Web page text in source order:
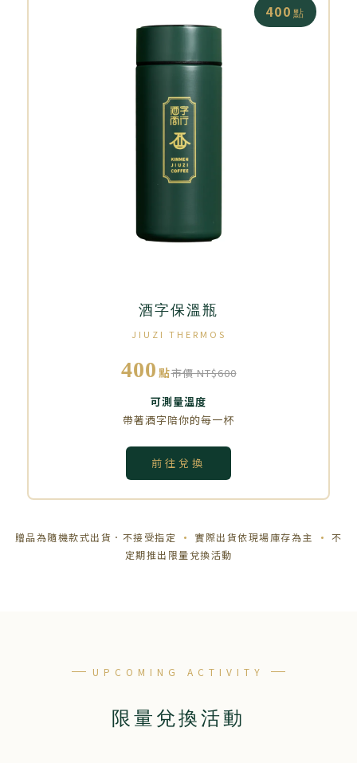
400 點
酒字保溫瓶
JIUZI THERMOS
400 點市價 NT$600
可測量溫度
帶著酒字陪你的每一杯
前往兌換
贈品為隨機款式出貨．不接受指定 實際出貨依現場庫存為主
不
定期推出限量兌換活動
UPCOMING ACTIVITY
限量兌換活動